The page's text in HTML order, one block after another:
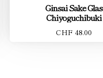
Ginsai Sake Glas
Chiyoguchibuki
CHF 48.00